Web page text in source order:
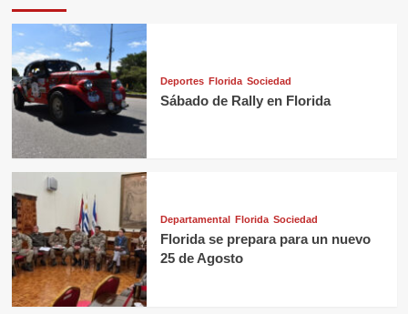
Deportes Florida Sociedad
Sábado de Rally en Florida
Departamental Florida Sociedad
Florida se prepara para un nuevo
25 de Agosto